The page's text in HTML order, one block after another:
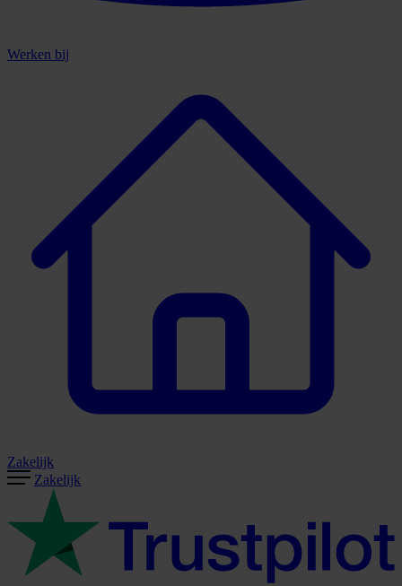
Werken bij
Zakelijk
Zakelijk